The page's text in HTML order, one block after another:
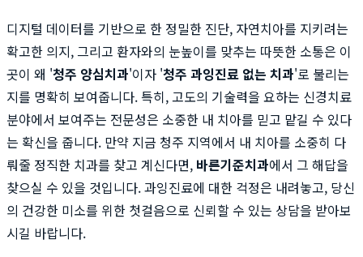
디지털 데이터를 기반으로 한 정밀한 진단, 자연치아를 지키려는
확고한 의지, 그리고 환자와의 눈높이를 맞추는 따뜻한 소통은 이
곳이 왜 '청주 양심치과'이자 '청주 과잉진료 없는 치과'로 불리는
지를 명확히 보여줍니다. 특히, 고도의 기술력을 요하는 신경치료
분야에서 보여주는 전문성은 소중한 내 치아를 믿고 맡길 수 있다
는 확신을 줍니다. 만약 지금 청주 지역에서 내 치아를 소중히 다
뤄줄 정직한 치과를 찾고 계신다면, 바른기준치과에서 그 해답을
찾으실 수 있을 것입니다. 과잉진료에 대한 걱정은 내려놓고, 당신
의 건강한 미소를 위한 첫걸음으로 신뢰할 수 있는 상담을 받아보
시길 바랍니다.